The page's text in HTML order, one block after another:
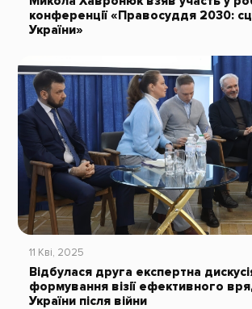
конференції «Правосуддя 2030:
України»
11 Кві, 2025
Відбулася друга експертна
формування візії ефективного
України після війни